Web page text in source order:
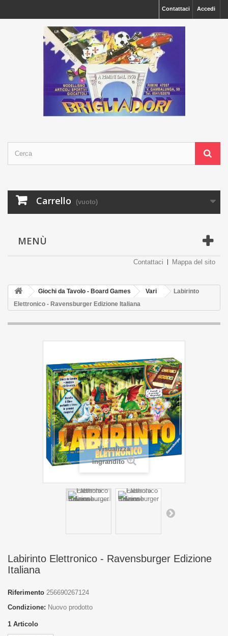
Accedi
Contattaci
Carrello (vuoto)
MENÙ
Contattaci Mappa del sito
Giochi da Tavolo - Board Games Vari
Labirinto
Elettronico - Ravensburger Edizione Italiana
Visualizza
ingrandito
Labirinto Elettronico - Ravensburger Edizione
Italiana
Riferimento 256690267124
Condizione: Nuovo prodotto
1 Articolo